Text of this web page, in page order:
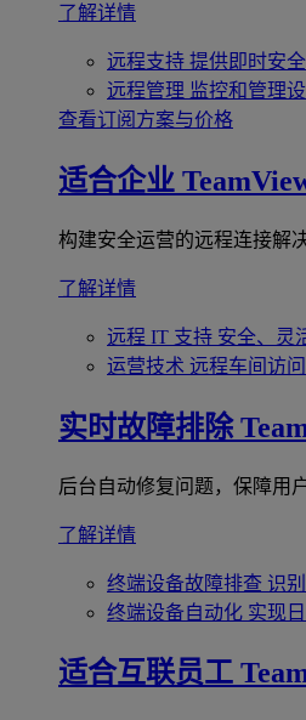
了解详情
远程支持 提供即时安
远程管理 监控和管理
查看订阅方案与价格
适合企业
构建安全运营的远程连接解
了解详情
远程 IT 支持 安全、灵
运营技术 远程车间访问
实时故障排除
后台自动修复问题，保障用
了解详情
终端设备故障排查 识
终端设备自动化 实现
适合互联员工